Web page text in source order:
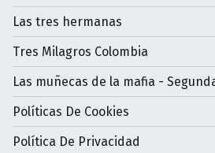
Las tres hermanas
Tres Milagros Colombia
Las muñecas de la mafia -
Políticas De Cookies
Política De Privacidad